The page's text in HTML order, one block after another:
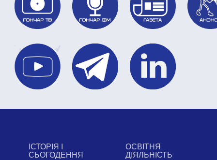
ІСТОРІЯ І
СЬОГОДЕННЯ
ОСВІТНЯ
ДІЯЛЬНІСТЬ